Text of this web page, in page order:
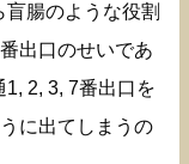
腸のような役割
出口のせいであ
2, 3, 7番出口を
に出てしまうの